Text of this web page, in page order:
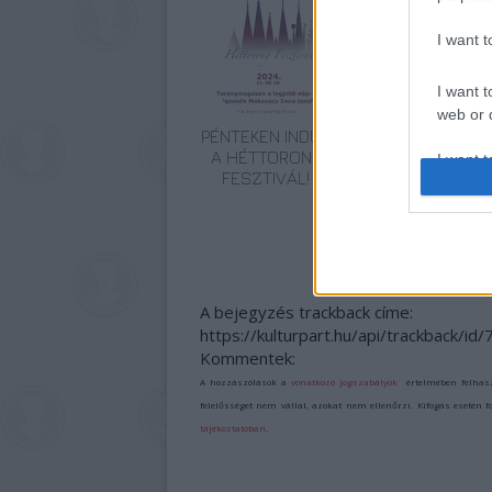
I want
I want
web or
I want
PÉNTEKEN INDUL
A HÉTTORONY
FESZTIVÁL!
ÜNNEPE
A bejegyzés trackback címe:
https://kulturpart.hu/api/trackback/id/
Kommentek:
A hozzászólások avonatkozó jogszabályok értelmében
felelősséget nem vállal, azokat nem ellenőrzi. Kifogás esetén
tájékoztatóban